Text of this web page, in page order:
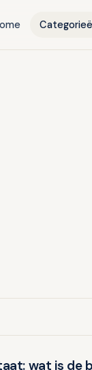
wat is de